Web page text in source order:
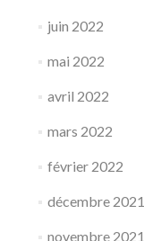
juin 2022
mai 2022
avril 2022
mars 2022
février 2022
décembre 2021
novembre 2021